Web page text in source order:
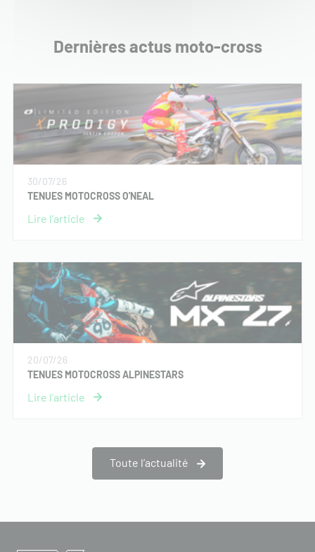
Dernières actus moto-cross
30/07/26
TENUES MOTOCROSS O'NEAL
20/07/26
TENUES MOTOCROSS ALPINESTARS
Toute l’actualité